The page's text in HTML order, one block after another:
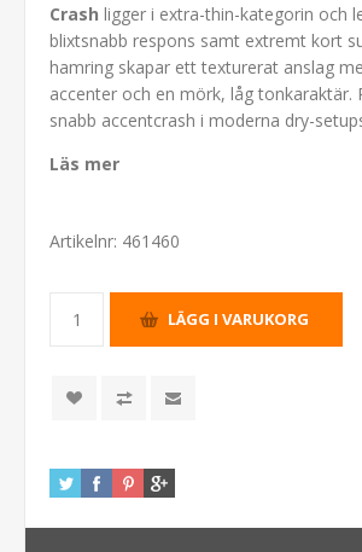
Crash ligger i extra-thin-kategorin och
blixtsnabb respons samt extremt kort
hamring skapar ett texturerat anslag
accenter och en mörk, låg tonkaraktär.
snabb accentcrash i moderna dry-
Läs mer
Artikelnr: 461460